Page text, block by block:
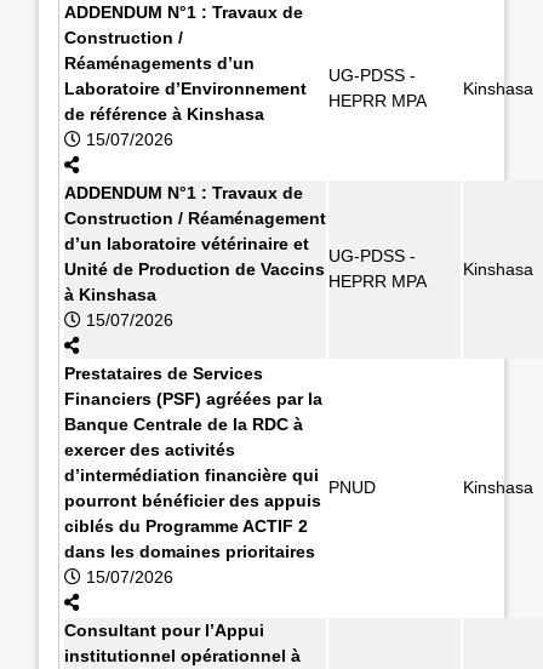
ADDENDUM N°1 : Travaux de
Construction /
Réaménagements d’un
Laboratoire d’Environnement
de référence à Kinshasa
15/07/2026
UG-PDSS -
HEPRR MPA
Kinshasa
ADDENDUM N°1 : Travaux de
Construction / Réaménagement
d’un laboratoire vétérinaire et
Unité de Production de Vaccins
à Kinshasa
15/07/2026
UG-PDSS -
HEPRR MPA
Kinshasa
Prestataires de Services
Financiers (PSF) agréées par la
Banque Centrale de la RDC à
exercer des activités
d’intermédiation financière qui
pourront bénéficier des appuis
ciblés du Programme ACTIF 2
dans les domaines prioritaires
15/07/2026
PNUD Kinshasa
Consultant pour l’Appui
institutionnel opérationnel à